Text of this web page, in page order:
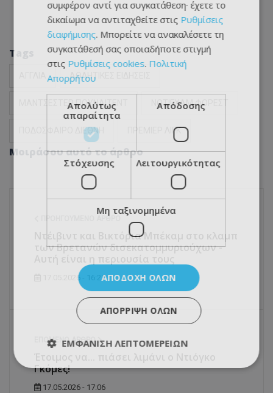
Tags
ΑΘΛΗΤΙΚΕΣ ΕΙΔΗΣΕΙΣ
ΜΑΝΤΣΕΣΤΕΡ ΓΙΟΥΝΑΙΤΕΝΤ ΝΟΤΙΓΧΑΜ ΦΟΡΕΣΤ
ΠΟΔΟΣΦΑΙΡΟ ΔΙΕΘΝΗ ΠΡΕΜΙΕΡ ΛΙΓΚ
Μοιράσου αυτό το άρθρο
Ντέιβιντ και Βικτόρια Μπέκαμ στο κλαμπ
των Βρετανών δισεκατομμυριούχων -
17.05.2026 - 16:27
ΕΠΌΜΕΝΟ ΆΡΘΡΟ
Γκόμες!
17.05.2026 - 17:06
συμφέρον αντί για συγκατάθεση· έχετε το
δικαίωμα να αντιταχθείτε στις Ρυθμίσεις
διαφήμισης. Μπορείτε να ανακαλέσετε τη
συγκατάθεσή σας οποιαδήποτε στιγμή
στις Ρυθμίσεις cookies. Πολιτική
Απορρήτου
Απολύτως
απαραίτητα
Απόδοσης
Στόχευσης Λειτουργικότητας
Μη ταξινομημένα
ΑΠΟΔΟΧΉ ΌΛΩΝ
ΑΠΌΡΡΙΨΗ ΌΛΩΝ
ΕΜΦΆΝΙΣΗ ΛΕΠΤΟΜΕΡΕΙΏΝ